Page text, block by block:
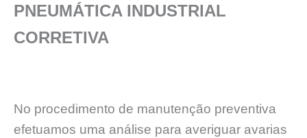
PNEUMÁTICA INDUSTRIAL
CORRETIVA
No procedimento de manutenção preventiva
efetuamos uma análise para averiguar avarias